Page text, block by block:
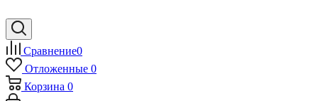
Сравнение0
Отложенные 0
Корзина 0